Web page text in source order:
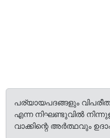
പര്യായപദങ്ങളും
എന്ന നിഘണ്ടുവിൽ
വാക്കിന്റെ അർത്ഥവും